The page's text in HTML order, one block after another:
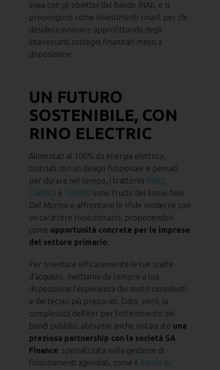
linea con gli obiettivi del bando INAIL e si
propongono come investimenti smart per chi
desidera innovare approfittando degli
interessanti sostegni finanziari messi a
disposizione.
UN FUTURO
SOSTENIBILE, CON
RINO ELECTRIC
Alimentati al 100% da energia elettrica,
costruiti con un design funzionale e pensati
per durare nel tempo, i trattorini RINO,
CaRINO e ToRINO sono frutto del know-how
Del Morino e affrontano le sfide moderne con
un carattere rivoluzionario, proponendosi
come opportunità concrete per le imprese
del settore primario.
Per orientare efficacemente le tue scelte
d’acquisto, mettiamo da sempre a tua
disposizione l’esperienza dei nostri consulenti
e dei tecnici più preparati. Data, però, la
complessità dell’iter per l’ottenimento dei
bandi pubblici, abbiamo anche instaurato una
preziosa partnership con la società SA
Finance, specializzata nella gestione di
finanziamenti agevolati, come il
bando Isi